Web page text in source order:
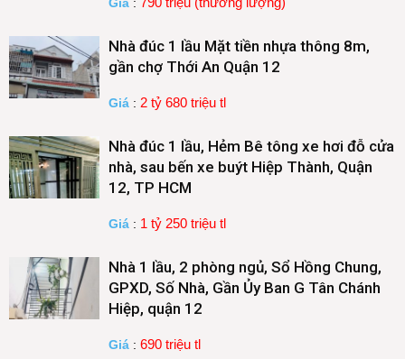
Nhà đúc 1 lầu Mặt tiền nhựa thông 8m,
gần chợ Thới An Quận 12
Giá : 2 tỷ 680 triệu tl
Nhà đúc 1 lầu, Hẻm Bê tông xe hơi đỗ cửa
nhà, sau bến xe buýt Hiệp Thành, Quận
12, TP HCM
Giá : 1 tỷ 250 triệu tl
Nhà 1 lầu, 2 phòng ngủ, Sổ Hồng Chung,
GPXD, Số Nhà, Gần Ủy Ban G Tân Chánh
Hiệp, quận 12
Giá : 690 triệu tl